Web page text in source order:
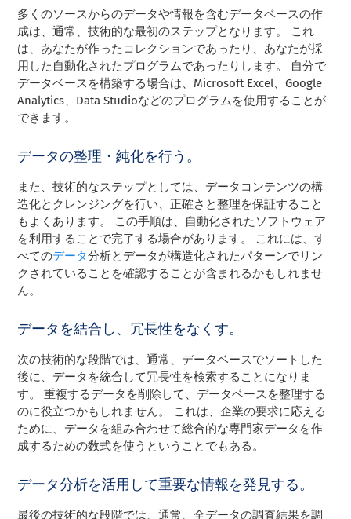
多くのソースからのデータや情報を含むデータベースの作
成は、通常、技術的な最初のステップとなります。 これ
は、あなたが作ったコレクションであったり、あなたが採
用した自動化されたプログラムであったりします。 自分で
データベースを構築する場合は、Microsoft Excel、Google
Analytics、Data Studioなどのプログラムを使用することが
できます。
データの整理・純化を行う。
また、技術的なステップとしては、データコンテンツの構
造化とクレンジングを行い、正確さと整理を保証すること
もよくあります。 この手順は、自動化されたソフトウェア
を利用することで完了する場合があります。 これには、す
べてのデータ分析とデータが構造化されたパターンでリン
クされていることを確認することが含まれるかもしれませ
ん。
データを結合し、冗長性をなくす。
次の技術的な段階では、通常、データベースでソートした
後に、データを統合して冗長性を検索することになりま
す。 重複するデータを削除して、データベースを整理する
のに役立つかもしれません。 これは、企業の要求に応える
ために、データを組み合わせて総合的な専門家データを作
成するための数式を使うということでもある。
データ分析を活用して重要な情報を発見する。
最後の技術的な段階では、通常、全データの調査結果を調